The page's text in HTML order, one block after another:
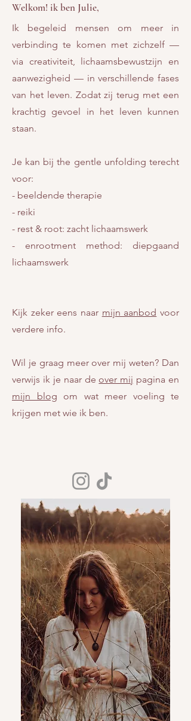
Welkom! ik ben Julie,
Ik begeleid mensen om meer in
verbinding te komen met zichzelf —
via creativiteit, lichaamsbewustzijn en
aanwezigheid — in verschillende fases
van het leven. Zodat zij terug met een
krachtig gevoel in het leven kunnen
staan.
Je kan bij the gentle unfolding terecht
voor:
- beeldende therapie
- reiki
- rest & root: zacht lichaamswerk
- enrootment method: diepgaand
lichaamswerk
Kijk zeker eens naar mijn aanbod voor
verdere info.
Wil je graag meer over mij weten? Dan
verwijs ik je naar de over mij pagina en
mijn blog om wat meer voeling te
krijgen met wie ik ben.